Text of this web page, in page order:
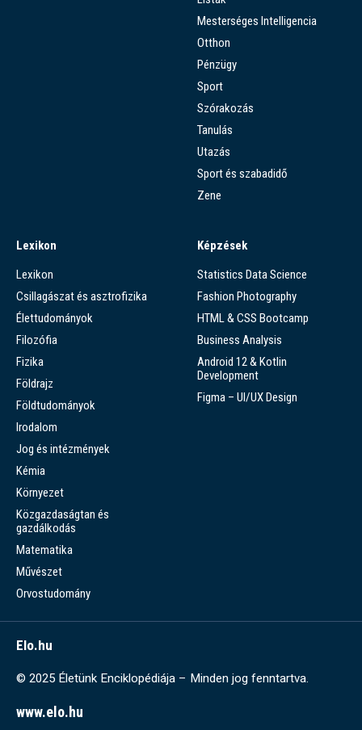
Mesterséges Intelligencia
Otthon
Pénzügy
Sport
Szórakozás
Tanulás
Utazás
Sport és szabadidő
Zene
Lexikon
Lexikon
Csillagászat és asztrofizika
Élettudományok
Filozófia
Fizika
Földrajz
Földtudományok
Irodalom
Jog és intézmények
Kémia
Környezet
Közgazdaságtan és
gazdálkodás
Matematika
Művészet
Orvostudomány
Képzések
Statistics Data Science
Fashion Photography
HTML & CSS Bootcamp
Business Analysis
Android 12 & Kotlin
Development
Figma – UI/UX Design
Elo.hu
© 2025 Életünk Enciklopédiája – Minden jog fenntartva.
www.elo.hu